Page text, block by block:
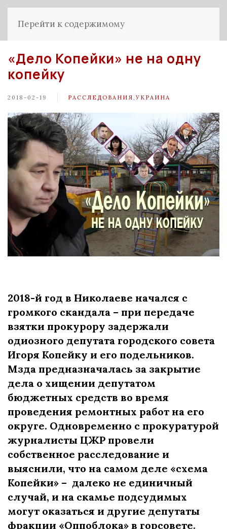
Перейти к содержимому
«Дело Копейки» не на одну
копейку
2018-02-19 РАССЛЕДОВАНИЯ УКРАИНА
2018-й год в Николаеве начался с
громкого скандала – при передаче
взятки прокурору задержали
одиозного депутата городского совета
Игоря Копейку и его подельников.
Мзда предназначалась за закрытие
дела о хищении депутатом
бюджетных средств во время
проведения ремонтных работ на его
округе. Одновременно с прокуратурой
журналисты ЦЖР провели
собственное расследование и
выяснили, что на самом деле «схема
Копейки» – далеко не единичный
случай, и на скамье подсудимых
могут оказаться и другие депутаты
фракции «Оппоблока» в горсовете.